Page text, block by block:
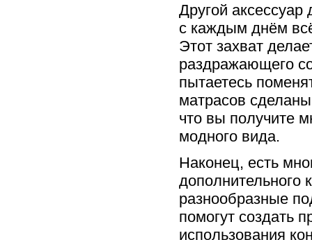
Другой
с каждым днём
Этот захват
раздражающего
пытаетесь
матрасов
что вы получите
модного вида.
Наконец, есть
дополнительного
разнообразные
помогут создать
использования